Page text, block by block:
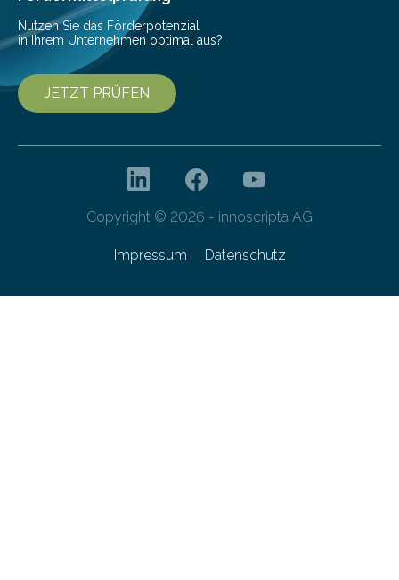
Nutzen Sie das Förderpotenzial
in Ihrem Unternehmen optimal aus?
JETZT PRÜFEN
Copyright © 2026 - innoscripta AG
Impressum Datenschutz